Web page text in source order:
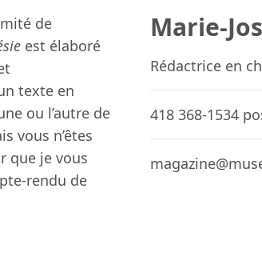
de
est élaboré
texte en
ou l’autre de
vous n’êtes
que je vous
rendu de
Marie-
Rédactrice en
418 368-1534